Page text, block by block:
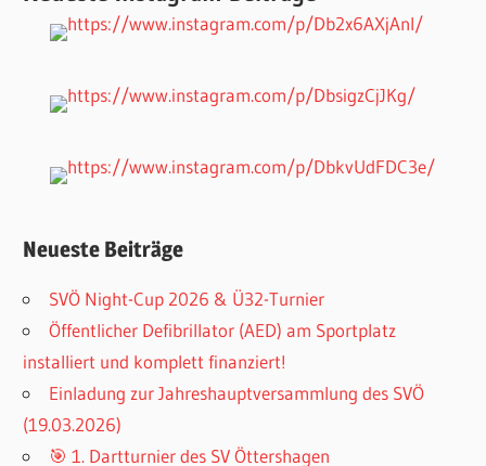
Neueste Beiträge
SVÖ Night-Cup 2026 & Ü32-Turnier
Öffentlicher Defibrillator (AED) am Sportplatz
installiert und komplett finanziert!
Einladung zur Jahreshauptversammlung des SVÖ
(19.03.2026)
🎯 1. Dartturnier des SV Öttershagen